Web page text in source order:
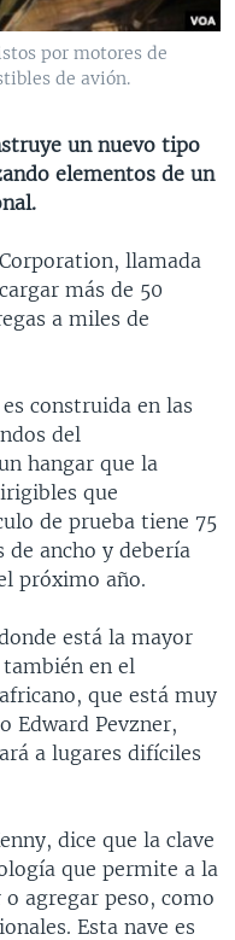
por motores de
de avión.
un nuevo tipo
elementos de un
llamada
más de 50
a miles de
construida en las
del
hangar que la
que
de prueba tiene 75
ancho y debería
próximo año.
está la mayor
en el
que está muy
Edward Pevzner,
a lugares difíciles
dice que la clave
que permite a la
agregar peso, como
Esta nave es